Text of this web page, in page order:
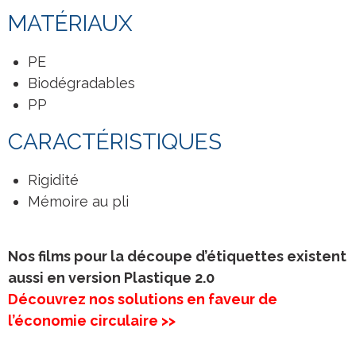
MATÉRIAUX
PE
Biodégradables
PP
CARACTÉRISTIQUES
Rigidité
Mémoire au pli
Nos films pour la découpe d’étiquettes existent
aussi en version Plastique 2.0
Découvrez nos solutions en faveur de
l’économie circulaire >>